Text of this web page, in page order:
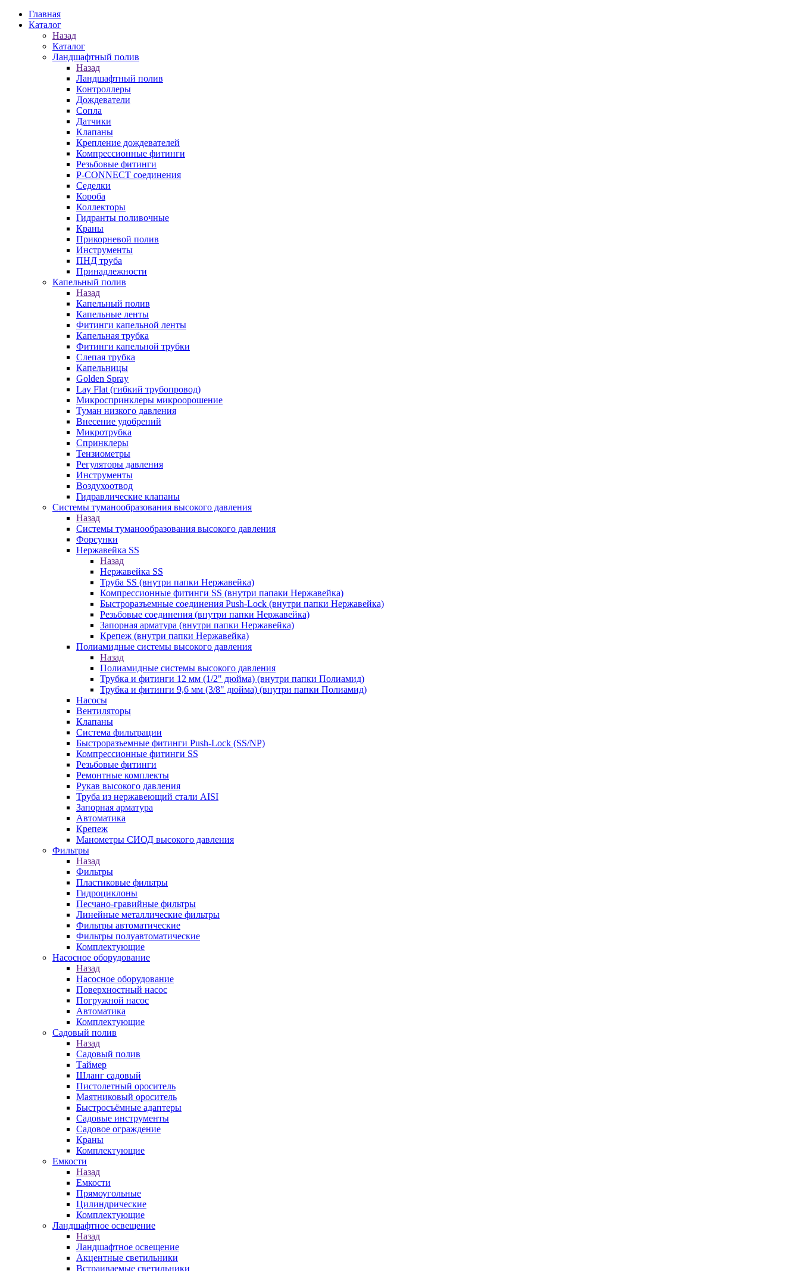
Главная
Каталог
Назад
Каталог
Ландшафтный полив
Назад
Ландшафтный полив
Контроллеры
Дождеватели
Сопла
Датчики
Клапаны
Крепление дождевателей
Компрессионные фитинги
Резьбовые фитинги
P-CONNECT соединения
Седелки
Короба
Коллекторы
Гидранты поливочные
Краны
Прикорневой полив
Инструменты
ПНД труба
Принадлежности
Капельный полив
Назад
Капельный полив
Капельные ленты
Фитинги капельной ленты
Капельная трубка
Фитинги капельной трубки
Слепая трубка
Капельницы
Golden Spray
Lay Flat (гибкий трубопровод)
Микроспринклеры микроорошение
Туман низкого давления
Внесение удобрений
Микротрубка
Спринклеры
Тензиометры
Регуляторы давления
Инструменты
Воздухоотвод
Гидравлические клапаны
Системы туманообразования высокого давления
Назад
Системы туманообразования высокого давления
Форсунки
Нержавейка SS
Назад
Нержавейка SS
Труба SS (внутри папки Нержавейка)
Компрессионные фитинги SS (внутри папаки Нержавейка)
Быстроразъемные соединения Push-Lock (внутри папки Нержавейка)
Резьбовые соединения (внутри папки Нержавейка)
Запорная арматура (внутри папки Нержавейка)
Крепеж (внутри папки Нержавейка)
Полиамидные системы высокого давления
Назад
Полиамидные системы высокого давления
Трубка и фитинги 12 мм (1/2" дюйма) (внутри папки Полиамид)
Трубка и фитинги 9,6 мм (3/8" дюйма) (внутри папки Полиамид)
Насосы
Вентиляторы
Клапаны
Система фильтрации
Быстроразъемные фитинги Push-Lock (SS/NP)
Компрессионные фитинги SS
Резьбовые фитинги
Ремонтные комплекты
Рукав высокого давления
Труба из нержавеющий стали AISI
Запорная арматура
Автоматика
Крепеж
Манометры СИОД высокого давления
Фильтры
Назад
Фильтры
Пластиковые фильтры
Гидроциклоны
Песчано-гравийные фильтры
Линейные металлические фильтры
Фильтры автоматические
Фильтры полуавтоматические
Комплектующие
Насосное оборудование
Назад
Насосное оборудование
Поверхностный насос
Погружной насос
Автоматика
Комплектующие
Садовый полив
Назад
Садовый полив
Таймер
Шланг садовый
Пистолетный ороситель
Маятниковый ороситель
Быстросъёмные адаптеры
Садовые инструменты
Садовое ограждение
Краны
Комплектующие
Емкости
Назад
Емкости
Прямоугольные
Цилиндрические
Комплектующие
Ландшафтное освещение
Назад
Ландшафтное освещение
Акцентные светильники
Встраиваемые светильники